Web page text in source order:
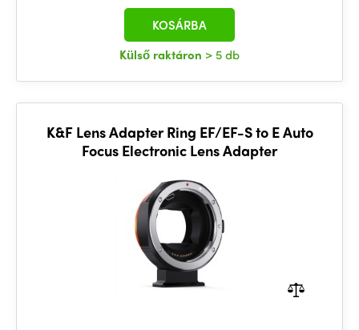
Külső raktáron > 5 db
KOSÁRBA
K&F Lens Adapter Ring EF/EF-S to E Auto
Focus Electronic Lens Adapter